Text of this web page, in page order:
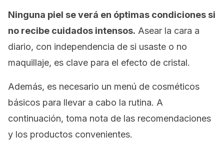
Ninguna piel se verá en óptimas condiciones si
no recibe cuidados intensos. Asear la cara a
diario, con independencia de si usaste o no
maquillaje, es clave para el efecto de cristal.
Además, es necesario un menú de cosméticos
básicos para llevar a cabo la rutina. A
continuación, toma nota de las recomendaciones
y los productos convenientes.